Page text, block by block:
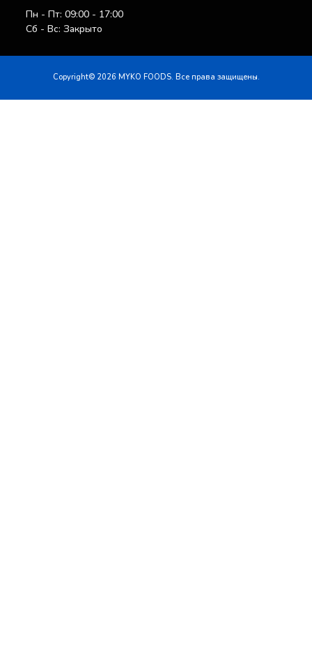
Пн - Пт: 09:00 - 17:00
Сб - Вс: Закрыто
Copyright© 2026 MYKO FOODS. Все права защищены.